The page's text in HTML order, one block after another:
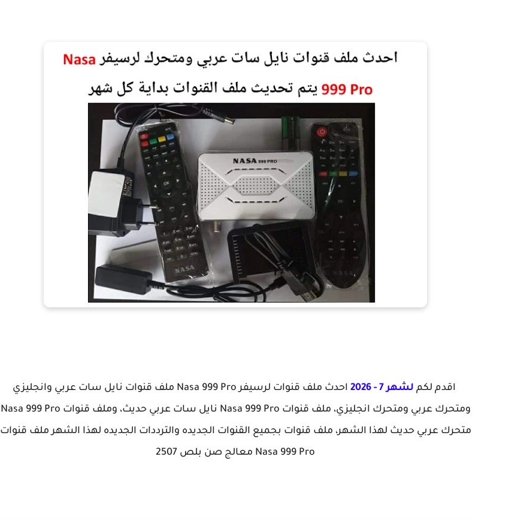
اقدم لكم لشهر 7 - 2026
احدث ملف قنوات لرسيفر Nasa 999 Pro ملف قنوات نايل سات عربي وانجليزي
ومتحرك عربي ومتحرك انجليزي، ملف قنوات Nasa 999 Pro نايل سات عربي حديث، وملف قنوات Nasa 999 Pro
متحرك عربي حديث لهذا الشهر، ملف قنوات بجميع القنوات الجديده والترددات الجديده لهذا الشهر ملف قنوات
Nasa 999 Pro معالج صن بلص 2507